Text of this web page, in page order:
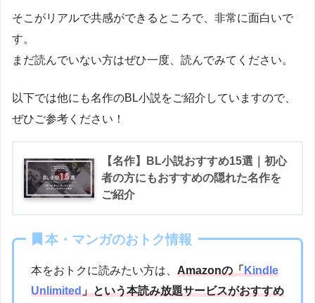
そこがリアルで共感ができるところで、非常に面白いで
す。
まだ読んでいない方はぜひ一度、読んでみてください。
以下では他にも名作のBL小説をご紹介していますので、
ぜひご参考ください！
【名作】BL小説おすすめ15選｜初心
者の方にもおすすめの隠れた名作を
ご紹介
本・マンガのおトク情報
本をおトクに読みたい方は、 Amazonの「Kindle
Unlimited」という本読み放題サービスがおすすめ